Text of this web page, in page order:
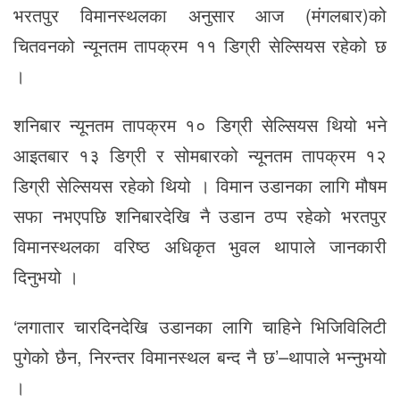
भरतपुर विमानस्थलका अनुसार आज (मंगलबार)को
चितवनको न्यूनतम तापक्रम ११ डिग्री सेल्सियस रहेको छ
।
शनिबार न्यूनतम तापक्रम १० डिग्री सेल्सियस थियो भने
आइतबार १३ डिग्री र सोमबारको न्यूनतम तापक्रम १२
डिग्री सेल्सियस रहेको थियो । विमान उडानका लागि मौषम
सफा नभएपछि शनिबारदेखि नै उडान ठप्प रहेको भरतपुर
विमानस्थलका वरिष्ठ अधिकृत भुवल थापाले जानकारी
दिनुभयो ।
‘लगातार चारदिनदेखि उडानका लागि चाहिने भिजिविलिटी
पुगेको छैन, निरन्तर विमानस्थल बन्द नै छ’–थापाले भन्नुभयो
।